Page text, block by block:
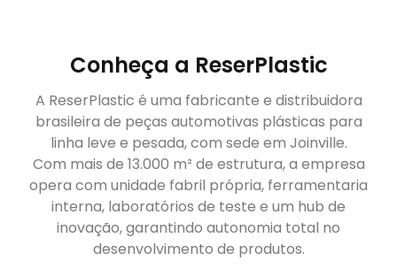
Conheça a ReserPlastic
A ReserPlastic é uma fabricante e distribuidora
brasileira de peças automotivas plásticas para
linha leve e pesada, com sede em Joinville.
Com mais de 13.000 m² de estrutura, a empresa
opera com unidade fabril própria, ferramentaria
interna, laboratórios de teste e um hub de
inovação, garantindo autonomia total no
desenvolvimento de produtos.